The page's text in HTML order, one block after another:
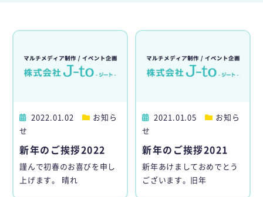
2022.01.02
お知ら
せ
新年のご挨拶2022
謹んで初春のお喜びを申し
上げます。 晴れ
2021.01.05
お知ら
せ
新年のご挨拶2021
新年あけましておめでとう
ございます。旧年